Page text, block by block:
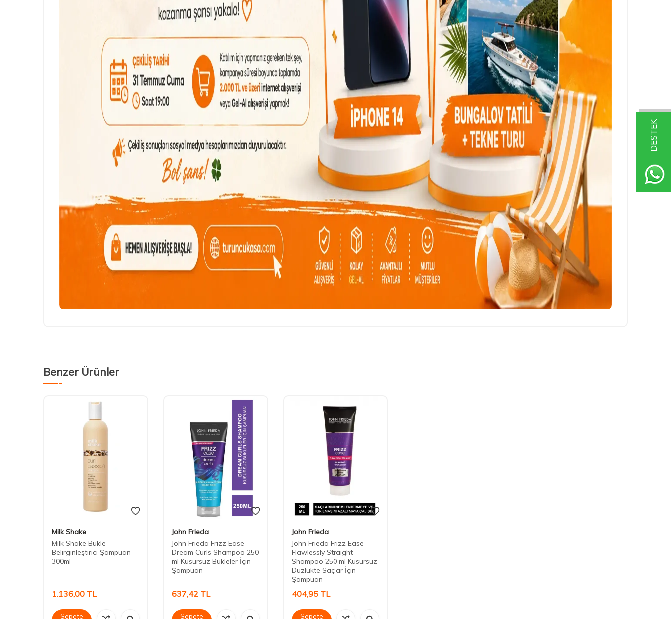
DESTEK
Benzer Ürünler
Milk Shake
Milk Shake Bukle
Belirginleştirici Şampuan
300ml
1.136,00 TL
Sepete
John Frieda
John Frieda Frizz Ease
Dream Curls Shampoo 250
ml Kusursuz Bukleler İçin
Şampuan
637,42 TL
Sepete
John Frieda
John Frieda Frizz Ease
Flawlessly Straight
Shampoo 250 ml Kusursuz
Düzlükte Saçlar İçin
Şampuan
404,95 TL
Sepete